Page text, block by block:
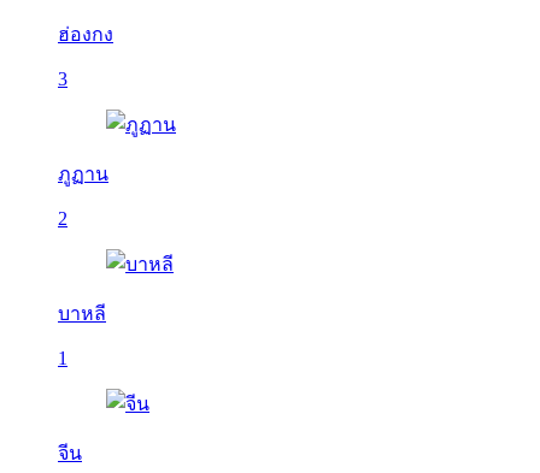
ฮ่องกง
3
ภูฏาน
2
บาหลี
1
จีน